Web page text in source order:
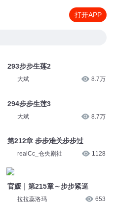
打开APP
293步步生莲2
大斌 8.7万
294步步生莲3
大斌 8.7万
第212章 步步难关步步过
realCc_仓央剧社 1128
官媛｜第215章～步步紧逼
拉拉蕊洛玛 653